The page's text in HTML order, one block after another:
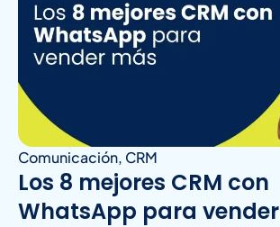
Comunicación, CRM
Los 8 mejores CRM con
WhatsApp para